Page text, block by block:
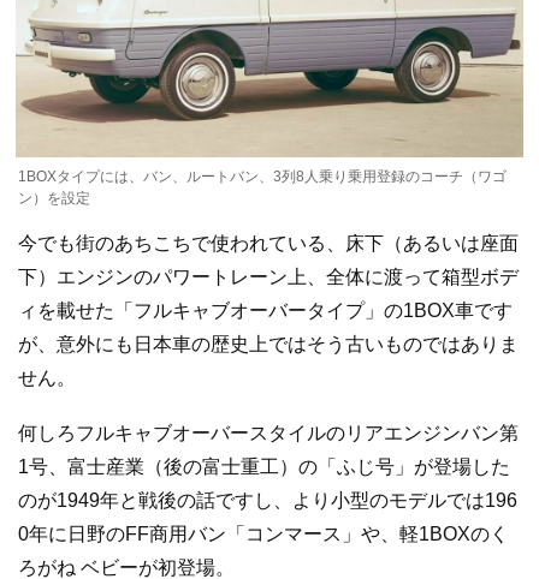
1BOXタイプには、バン、ルートバン、3列8人乗り乗用登録のコーチ（ワゴ
ン）を設定
今でも街のあちこちで使われている、床下（あるいは座面
下）エンジンのパワートレーン上、全体に渡って箱型ボデ
ィを載せた「フルキャブオーバータイプ」の1BOX車です
が、意外にも日本車の歴史上ではそう古いものではありま
せん。
何しろフルキャブオーバースタイルのリアエンジンバン第
1号、富士産業（後の富士重工）の「ふじ号」が登場した
のが1949年と戦後の話ですし、より小型のモデルでは196
0年に日野のFF商用バン「コンマース」や、軽1BOXのく
ろがね ベビーが初登場。